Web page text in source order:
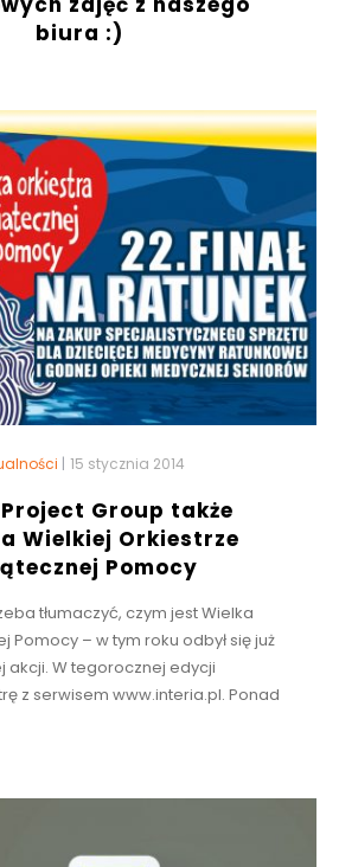
zdjęć z naszego
biura :)
| 15 stycznia 2014
Group także
Wielkiej Orkiestrze
Pomocy
tłumaczyć, czym jest Wielka
Pomocy – w tym roku odbył się już
akcji. W tegorocznej edycji
z serwisem www.interia.pl. Ponad